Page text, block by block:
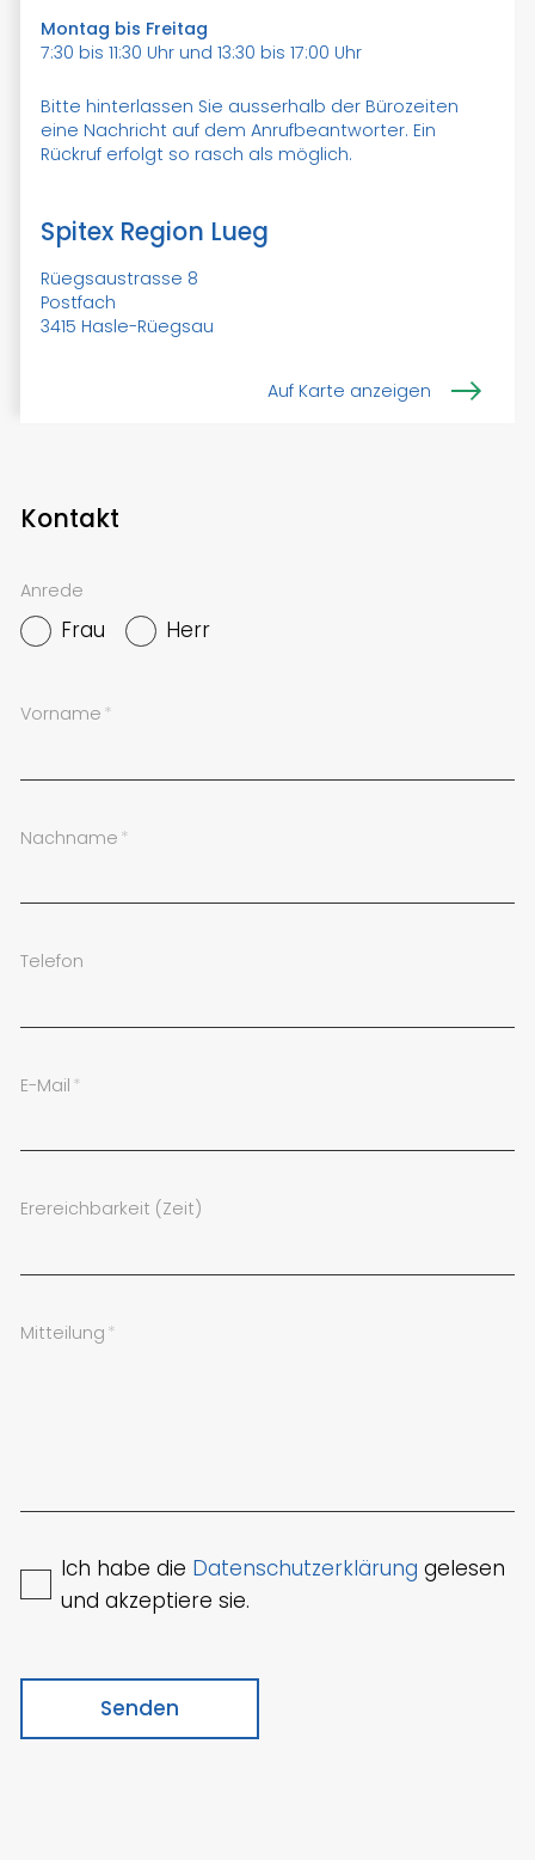
Montag bis Freitag
7:30 bis 11:30 Uhr und 13:30 bis 17:00 Uhr
Bitte hinterlassen Sie ausserhalb der Bürozeiten
eine Nachricht auf dem Anrufbeantworter. Ein
Rückruf erfolgt so rasch als möglich.
Spitex Region Lueg
Rüegsaustrasse 8
Postfach
3415 Hasle-Rüegsau
Auf Karte anzeigen
Kontakt
Anrede
Frau Herr
Vorname *
Nachname *
Telefon
E-Mail *
Erereichbarkeit (Zeit)
Mitteilung *
Ich habe die Datenschutzerklärung gelesen
und akzeptiere sie.
Senden